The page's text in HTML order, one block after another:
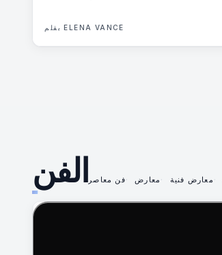
بقلم ELENA VANCE
الفن فن معاصر معارض معارض فنية